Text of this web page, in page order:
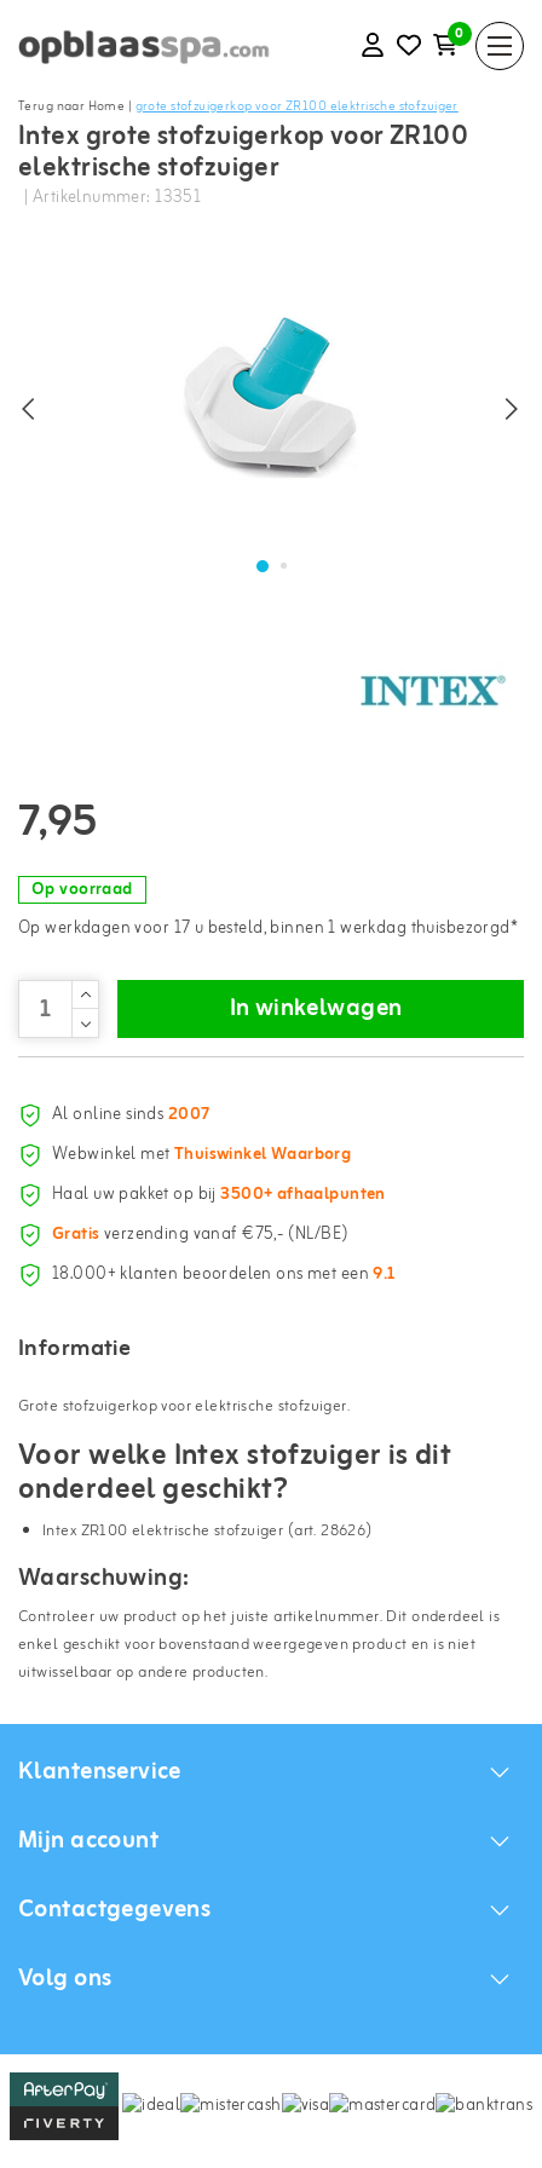
0
Terug naar Home | grote stofzuigerkop voor ZR100 elektrische stofzuiger
Intex grote stofzuigerkop voor ZR100
elektrische stofzuiger
| Artikelnummer: 13351
7,95
Op voorraad
Op werkdagen voor 17 u besteld, binnen 1 werkdag thuisbezorgd*
In winkelwagen
Al online sinds2007
Webwinkel metThuiswinkel Waarborg
Haal uw pakket op bij3500+ afhaalpunten
Gratisverzending vanaf €75,- (NL/BE)
18.000+ klanten beoordelen ons met een9.1
Informatie
Grote stofzuigerkop voor elektrische stofzuiger.
Voor welke Intex stofzuiger is dit
onderdeel geschikt?
Intex ZR100 elektrische stofzuiger (art. 28626)
Waarschuwing:
Controleer uw product op het juiste artikelnummer. Dit onderdeel is
enkel geschikt voor bovenstaand weergegeven product en is niet
uitwisselbaar op andere producten.
Klantenservice
Mijn account
Contactgegevens
Volg ons